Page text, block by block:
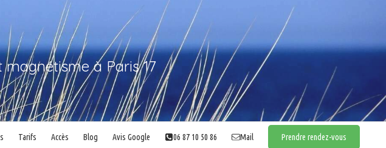
magnétisme à Paris 17
Tarifs Accès Blog Avis Google 06 87 10 50 86 Mail Prendre rendez-vous